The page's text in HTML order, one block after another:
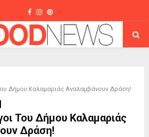
Facebook
Instagram
Pinterest
Δήμου Καλαμαριάς Αναλαμβάνουν Δράση!
Του Δήμου Καλαμαριάς
Δράση!